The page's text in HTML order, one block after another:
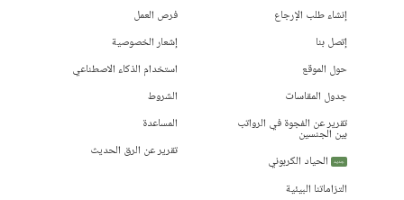
إنشاء طلب الإرجاع
إتصل بنا
حول الموقع
جدول المقاسات
تقرير عن الفجوة في الرواتب
بين الجنسين
جديد
الحياد الكربوني
التزاماتنا البيئية
فرص العمل
إشعار الخصوصية
استخدام الذكاء الاصطناعي
الشروط
المساعدة
تقرير عن الرق الحديث